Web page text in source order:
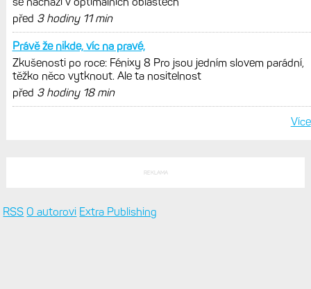
před 3 hodiny 11 min
Právě že nikde, víc na pravé,
Zkušenosti po roce: Fénixy 8 Pro jsou jedním slovem parádní,
těžko něco vytknout. Ale ta nositelnost
před 3 hodiny 18 min
Více
REKLAMA
RSS O autorovi Extra Publishing